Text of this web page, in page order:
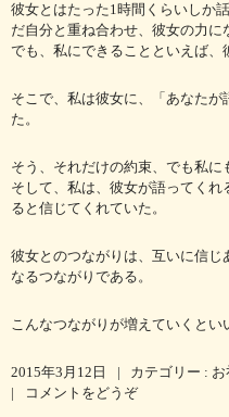
彼女とはたった1時間くらいしか
だ自分と重ね合わせ、彼女の力に
でも、私にできることといえば、
そこで、私は彼女に、「あなた
た。
そう、それだけの約束、でも私に
そして、私は、彼女が語ってく
ると信じてくれていた。
彼女とのつながりは、互いに信じ
なるつながりである。
こんなつながりが増えていくとい
2015年3月12日 | カテゴリー : お
|
コメントをどうぞ